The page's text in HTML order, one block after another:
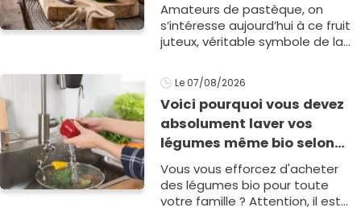
Amateurs de pastèque, on
s’intéresse aujourd’hui à ce fruit
juteux, véritable symbole de la
un maximum de temps, voici
toute1
Le 07/08/2026
Voici pourquoi vous devez
absolument laver vos
légumes même bio selon
cette experte en hygiène
Vous vous efforcez d'acheter
des légumes bio pour toute
votre famille ? Attention, il est